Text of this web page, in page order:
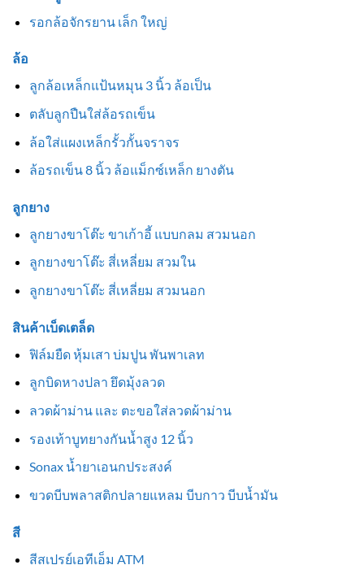
รอกล้อจักรยาน เล็ก ใหญ่
ล้อ
ลูกล้อเหล็กแป้นหมุน 3 นิ้ว ล้อเป็น
ตลับลูกปืนใส่ล้อรถเข็น
ล้อใส่แผงเหล็กรั้วกั้นจราจร
ล้อรถเข็น 8 นิ้ว ล้อแม็กซ์เหล็ก ยางตัน
ลูกยาง
ลูกยางขาโต๊ะ ขาเก้าอี้ แบบกลม สวมนอก
ลูกยางขาโต๊ะ สี่เหลี่ยม สวมใน
ลูกยางขาโต๊ะ สี่เหลี่ยม สวมนอก
สินค้าเบ็ดเตล็ด
ฟิล์มยืด หุ้มเสา บ่มปูน พันพาเลท
ลูกบิดหางปลา ยึดมุ้งลวด
ลวดผ้าม่าน และ ตะขอใส่ลวดผ้าม่าน
รองเท้าบูทยางกันน้ำสูง 12 นิ้ว
Sonax น้ำยาเอนกประสงค์
ขวดบีบพลาสติกปลายแหลม บีบกาว บีบน้ำมัน
สี
สีสเปรย์เอทีเอ็ม ATM